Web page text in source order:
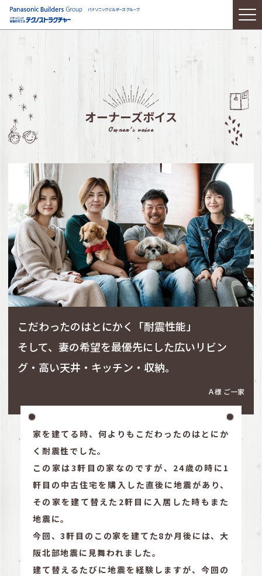
オーナーズボイス
Owner's voice
こだわったのはとにかく「耐震性能」
そして、妻の希望を最優先にした広いリビン
グ・高い天井・キッチン・収納。
Ａ様 ご一家
家を建てる時、何よりもこだわったのはとにか
く耐震性でした。
この家は3軒目の家なのですが、24歳の時に1
軒目の中古住宅を購入した直後に地震があり、
その家を建て替えた2軒目に入居した時もまた
地震に。
今回、3軒目のこの家を建てた8か月後には、大
阪北部地震に見舞われました。
建て替えるたびに地震を経験しますが、今回の